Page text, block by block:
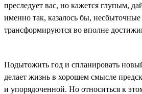
преследует вас, но кажется глупым,
именно так, казалось бы,
трансформируются во вполне
Подытожить год и спланировать
делает жизнь в хорошем смысле
и упорядоченной. Но относиться к